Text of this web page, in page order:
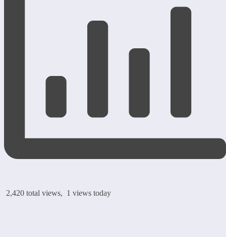
2,420 total views, 1 views today